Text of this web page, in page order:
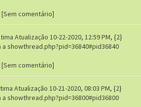
[Sem comentário]
Atualização 10-22-2020, 12:59 PM, {2}
a showthread.php?pid=36840#pid36840
[Sem comentário]
Atualização 10-21-2020, 08:03 PM, {2}
a showthread.php?pid=36800#pid36800